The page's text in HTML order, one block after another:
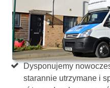
Dysponujemy
starannie utrzymane i